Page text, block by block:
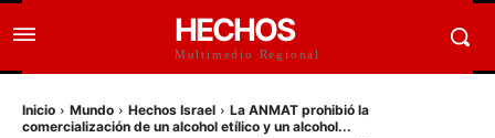
HECHOS
Multimedio Regional
Inicio Mundo Hechos Israel
La ANMAT prohibió la
comercialización de un alcohol etílico y un alcohol...